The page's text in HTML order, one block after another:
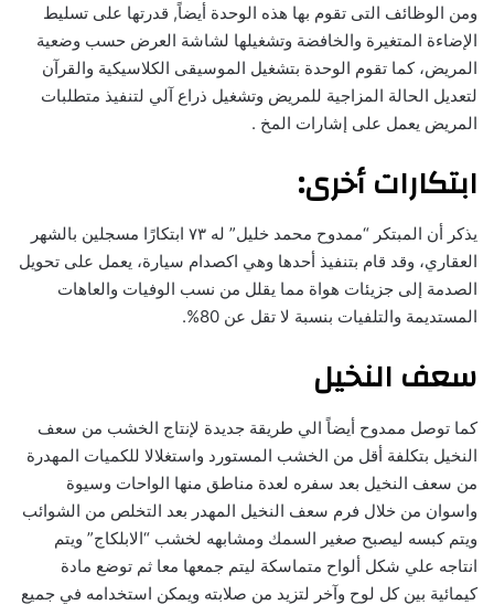
ومن الوظائف التى تقوم بها هذه الوحدة أيضاً, قدرتها على تسليط
الإضاءة المتغيرة والخافضة وتشغيلها لشاشة العرض حسب وضعية
المريض، كما تقوم الوحدة بتشغيل الموسيقى الكلاسيكية والقرآن
لتعديل الحالة المزاجية للمريض وتشغيل ذراع آلي لتنفيذ متطلبات
المريض يعمل على إشارات المخ .
ابتكارات أخرى:
يذكر أن المبتكر “ممدوح محمد خليل” له ٧٣ ابتكارًا مسجلين بالشهر
العقاري، وقد قام بتنفيذ أحدها وهي اكصدام سيارة، يعمل على تحويل
الصدمة إلى جزيئات هواة مما يقلل من نسب الوفيات والعاهات
المستديمة والتلفيات بنسبة لا تقل عن 80%.
سعف النخيل
كما توصل ممدوح أيضاً الي طريقة جديدة لإنتاج الخشب من سعف
النخيل بتكلفة أقل من الخشب المستورد واستغلالا للكميات المهدرة
من سعف النخيل بعد سفره لعدة مناطق منها الواحات وسيوة
واسوان من خلال فرم سعف النخيل المهدر بعد التخلص من الشوائب
ويتم كبسه ليصبح صغير السمك ومشابهه لخشب “الابلكاج” ويتم
انتاجه علي شكل ألواح متماسكة ليتم جمعها معا ثم توضع مادة
كيمائية بين كل لوح وآخر لتزيد من صلابته ويمكن استخدامه في جميع